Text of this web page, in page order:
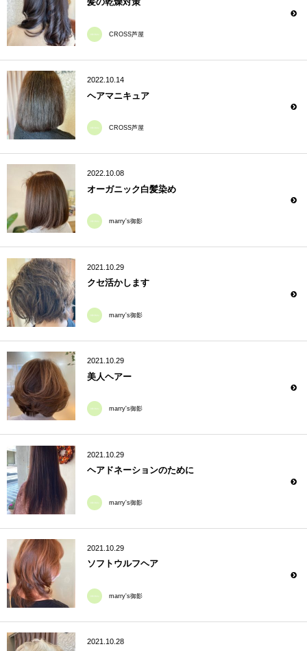
CROSS芦屋
2022.10.14
ヘアマニキュア
CROSS芦屋
2022.10.08
オーガニック白髪染め
marry's御影
2021.10.29
クセ活かします
marry's御影
2021.10.29
美人ヘアー
marry's御影
2021.10.29
ヘアドネーションのために
marry's御影
2021.10.29
ソフトウルフヘア
marry's御影
2021.10.28